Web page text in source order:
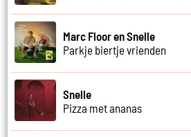
Marc Floor en Snelle
Parkje biertje vrienden
Snelle
Pizza met ananas